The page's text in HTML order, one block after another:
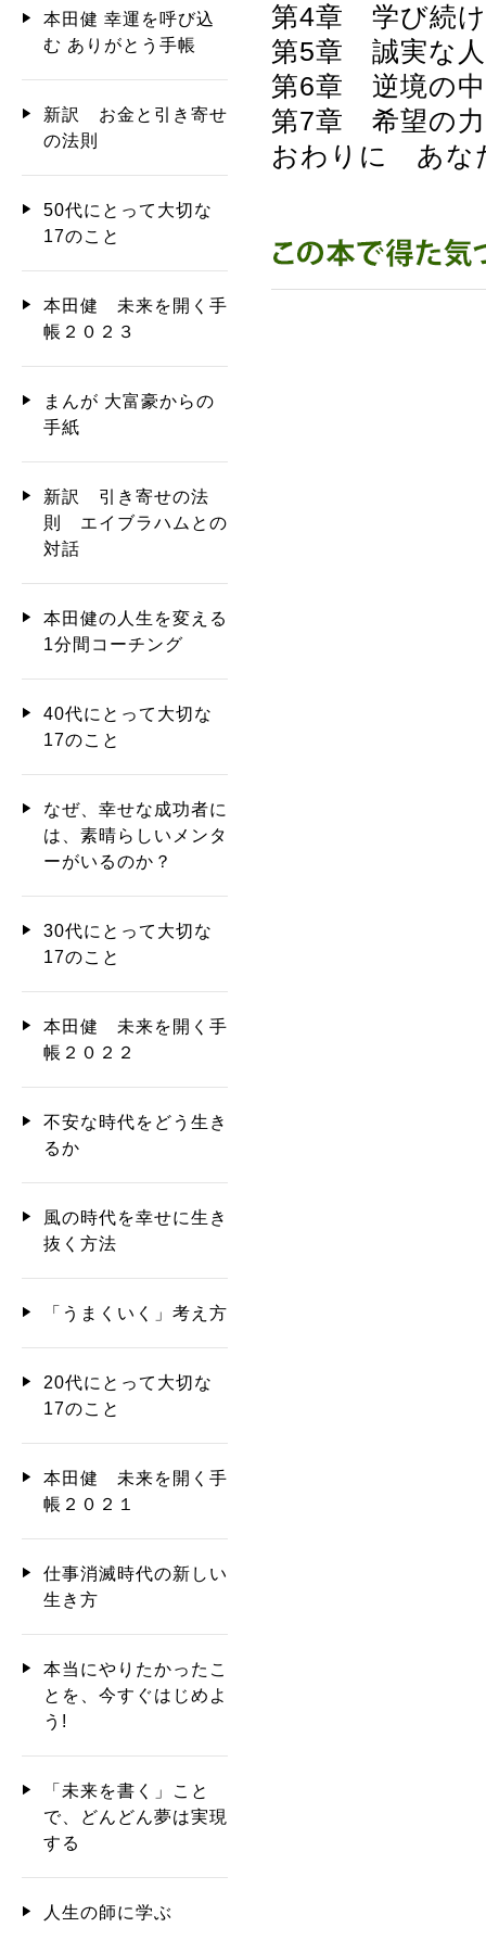
第4章 学び続け
第5章 誠実な人
第6章 逆境の中
第7章 希望の
おわりに あな
本田健 幸運を呼び込
む ありがとう手帳
新訳 お金と引き寄せ
の法則
50代にとって大切な
17のこと
本田健 未来を開く手
帳２０２３
まんが 大富豪からの
手紙
新訳 引き寄せの法
則 エイブラハムとの
対話
本田健の人生を変える
1分間コーチング
40代にとって大切な
17のこと
なぜ、幸せな成功者に
は、素晴らしいメンタ
ーがいるのか？
30代にとって大切な
17のこと
本田健 未来を開く手
帳２０２２
不安な時代をどう生き
るか
風の時代を幸せに生き
抜く方法
「うまくいく」考え方
20代にとって大切な
17のこと
本田健 未来を開く手
帳２０２１
仕事消滅時代の新しい
生き方
本当にやりたかったこ
とを、今すぐはじめよ
う!
「未来を書く」こと
で、どんどん夢は実現
する
人生の師に学ぶ